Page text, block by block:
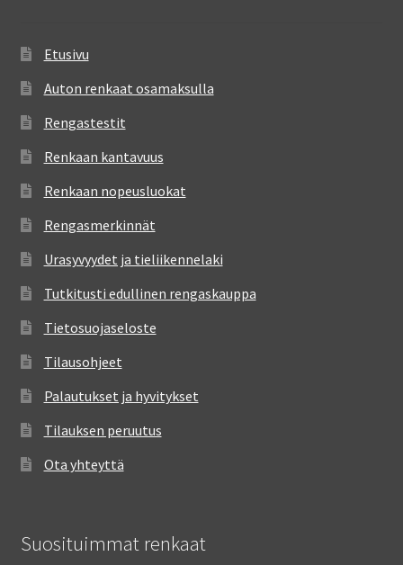
Etusivu
Auton renkaat osamaksulla
Rengastestit
Renkaan kantavuus
Renkaan nopeusluokat
Rengasmerkinnät
Urasyvyydet ja tieliikennelaki
Tutkitusti edullinen rengaskauppa
Tietosuojaseloste
Tilausohjeet
Palautukset ja hyvitykset
Tilauksen peruutus
Ota yhteyttä
Suosituimmat renkaat